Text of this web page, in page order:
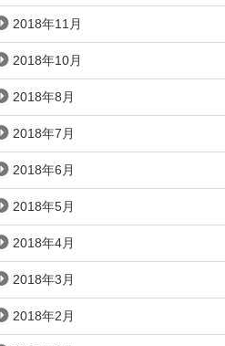
2018年11月
2018年10月
2018年8月
2018年7月
2018年6月
2018年5月
2018年4月
2018年3月
2018年2月